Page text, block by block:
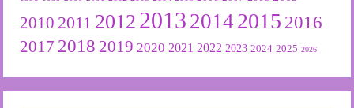
2010 2011 2012 2013 2014 2015 2016
2017 2018 2019 2020 2021 2022 2023 2024 2025 2026